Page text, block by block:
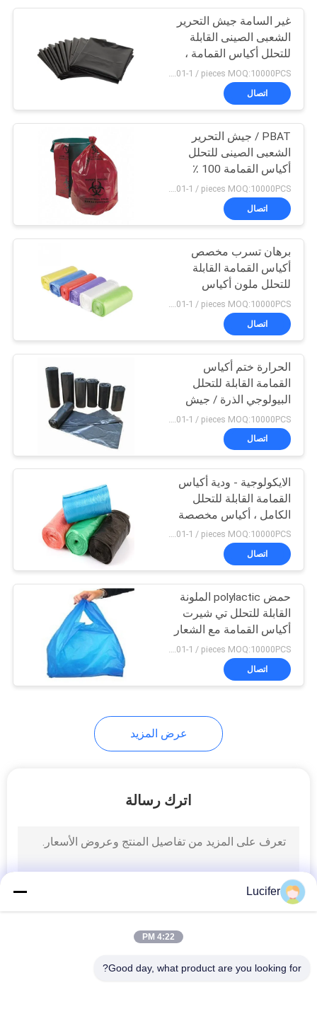
POLICYللذوبان في الماء
أكياس الغسيل القابلة
للذوبان في الماء
72
أقمشة غير قابلة
للذوبان في الماء
33
بولي الشريط للذوبان
في الماء
6
فيلم البلاستيك القابلة
للتحلل
15
الأكياس القابلة للتحلل
أكياس الفقاعة القابلة
12
غير السامة جيش التحرير
الشعبى الصينى القابلة
للتحلل أكياس القمامة ،
صديقة للبيئة أكياس
النفايات السماد شقة
US $0.01-1 / pieces MOQ:10000PCS
اتصال
PBAT / جيش التحرير
الشعبى الصينى للتحلل
أكياس القمامة 100 ٪
سماد للمطعم
اتصال
برهان تسرب مخصص
أكياس القمامة القابلة
للتحلل ملون أكياس
البلاستيك جيش التحرير
الشعبى الصينى بن
اتصال
الحرارة ختم أكياس
القمامة القابلة للتحلل
البيولوجي الذرة / جيش
التحرير الشعبى الصينى
مادة صنع
اتصال
الايكولوجية - ودية أكياس
القمامة القابلة للتحلل
الكامل ، أكياس مخصصة
بن السماد
US $0.01-1 / pieces MOQ:10000PCS
اتصال
حمض polylactic الملونة
القابلة للتحلل تي شيرت
أكياس القمامة مع الشعار
US $0.01-1 / pieces MOQ:10000PCS
اتصال
عرض المزيد
اترك رسالة
Lucifer
4:22 PM
Good day, what product are you looking for?